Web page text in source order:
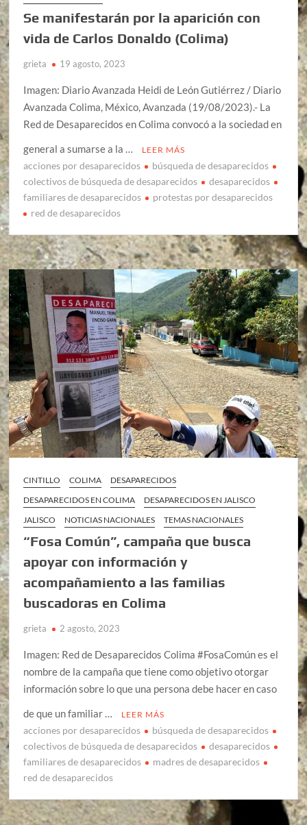
Se manifestarán por la aparición con
vida de Carlos Donaldo (Colima)
grieta 19 agosto, 2023
Imagen: Diario Avanzada Heidi de León Gutiérrez / Diario
Avanzada Colima, México, Avanzada (19/08/2023).- La
Red de Desaparecidos en Colima convocó a la sociedad en
general a sumarse a la …
LEER MÁS
acciones por desaparecidos
búsqueda de desaparecidos
colectivos de búsqueda de desaparecidos
desaparecidos
familiares de desaparecidos
protestas por desaparecidos
red de desaparecidos
CINTILLO COLIMA
DESAPARECIDOS
DESAPARECIDOS EN COLIMA
DESAPARECIDOS EN JALISCO
JALISCO
NOTICIAS NACIONALES TEMAS NACIONALES
“Fosa Común”, campaña que busca
apoyar con información y
acompañamiento a las familias
buscadoras en Colima
grieta 2 agosto, 2023
Imagen: Red de Desaparecidos Colima #FosaComún es el
nombre de la campaña que tiene como objetivo otorgar
información sobre lo que una persona debe hacer en caso
de que un familiar …
LEER MÁS
acciones por desaparecidos
búsqueda de desaparecidos
colectivos de búsqueda de desaparecidos
desaparecidos
familiares de desaparecidos
madres de desaparecidos
red de desaparecidos